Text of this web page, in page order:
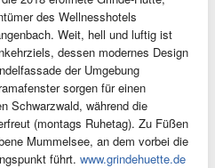
des Wellnesshotels
Weit, hell und luftig ist
dessen modernes Design
der Umgebung
sorgen für einen
Schwarzwald, während die
(montags Ruhetag). Zu Füßen
Mummelsee, an dem vorbei die
führt. www.grindehuette.de